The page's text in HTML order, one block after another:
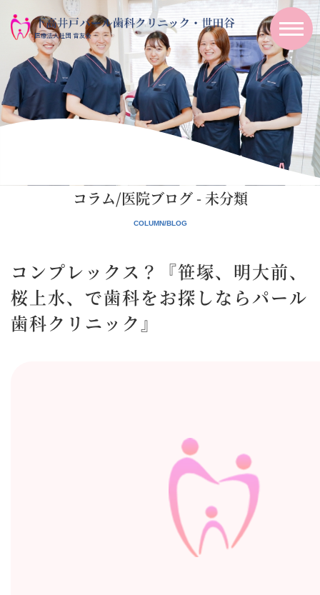
コラム/医院ブログ - 未分類
コンプレックス？『笹塚、明大前、
桜上水、で歯科をお探しならパール
歯科クリニック』